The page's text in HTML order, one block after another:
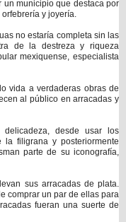
un municipio que destaca por
y joyería.
no estaría completa sin las
de la destreza y riqueza
mexiquense, especialista
vida a verdaderas obras de
al público en arracadas y
desde usar los
la filigrana y posteriormente
parte de su iconografía,
sus arracadas de plata.
comprar un par de ellas para
fueran una suerte de